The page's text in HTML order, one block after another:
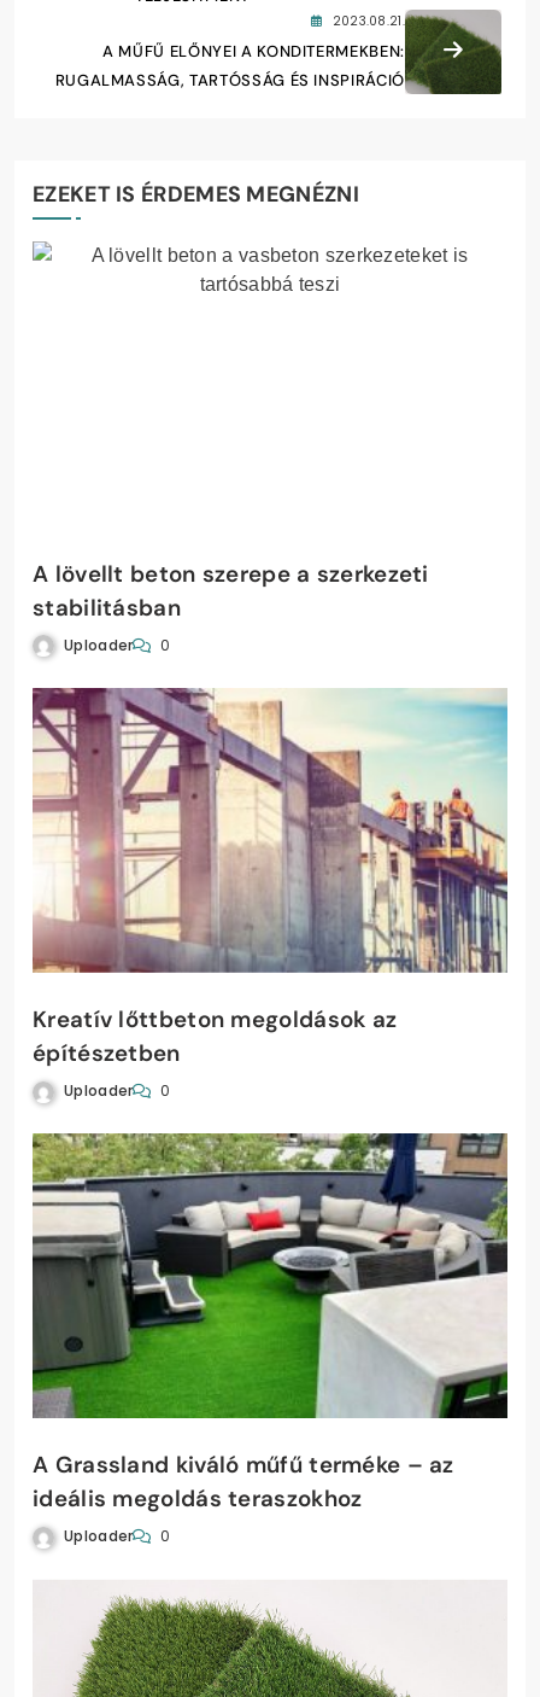
2023.08.21.
A MŰFŰ ELŐNYEI A KONDITERMEKBEN:
RUGALMASSÁG, TARTÓSSÁG ÉS INSPIRÁCIÓ
EZEKET IS ÉRDEMES MEGNÉZNI
A lövellt beton szerepe a szerkezeti
stabilitásban
Uploader 0
Kreatív lőttbeton megoldások az
építészetben
Uploader 0
A Grassland kiváló műfű terméke – az
ideális megoldás teraszokhoz
Uploader 0